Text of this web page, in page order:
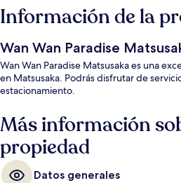
Información de la
Wan Wan Paradise
Wan Wan Paradise Matsusaka es una
en Matsusaka. Podrás disfrutar de
estacionamiento.
Más información
propiedad
Datos generales